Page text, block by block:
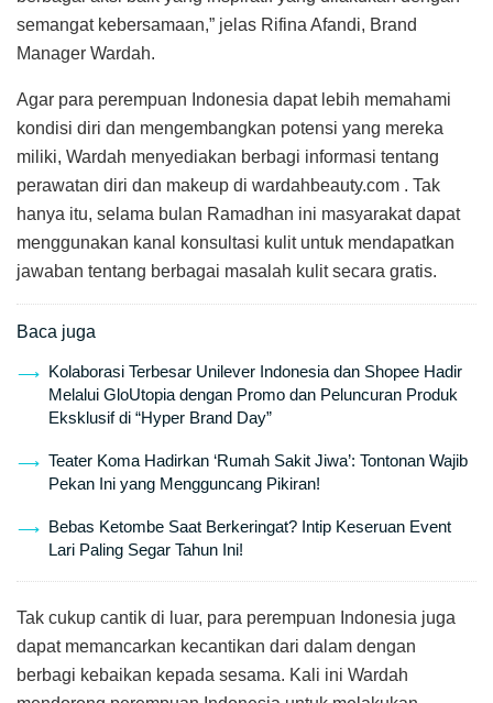
semangat kebersamaan,” jelas Rifina Afandi, Brand
Manager Wardah.
Agar para perempuan Indonesia dapat lebih memahami
kondisi diri dan mengembangkan potensi yang mereka
miliki, Wardah menyediakan berbagi informasi tentang
perawatan diri dan makeup di wardahbeauty.com . Tak
hanya itu, selama bulan Ramadhan ini masyarakat dapat
menggunakan kanal konsultasi kulit untuk mendapatkan
jawaban tentang berbagai masalah kulit secara gratis.
Baca juga
Kolaborasi Terbesar Unilever Indonesia dan Shopee Hadir
Melalui GloUtopia dengan Promo dan Peluncuran Produk
Eksklusif di “Hyper Brand Day”
Teater Koma Hadirkan ‘Rumah Sakit Jiwa’: Tontonan Wajib
Pekan Ini yang Mengguncang Pikiran!
Bebas Ketombe Saat Berkeringat? Intip Keseruan Event
Lari Paling Segar Tahun Ini!
Tak cukup cantik di luar, para perempuan Indonesia juga
dapat memancarkan kecantikan dari dalam dengan
berbagi kebaikan kepada sesama. Kali ini Wardah